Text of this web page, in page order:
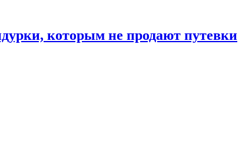
которым не продают путевки